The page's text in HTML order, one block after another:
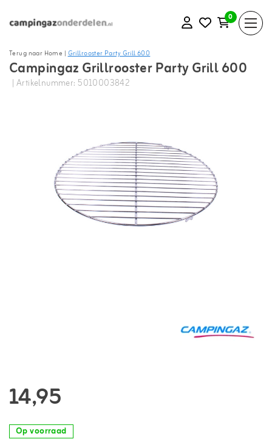
0
Terug naar Home |Grillrooster Party Grill 600
Campingaz Grillrooster Party Grill 600
| Artikelnummer: 5010003842
14,95
Op voorraad